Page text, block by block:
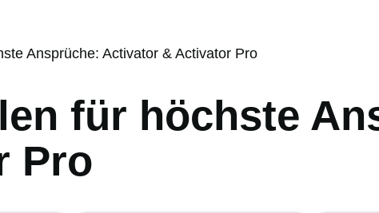
Ansprüche: Activator & Activator Pro
für höchste
Pro